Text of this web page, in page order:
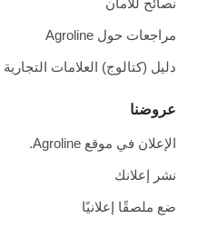
مراجعات حول Agroline
دليل (كتالوج) العلامات التجارية
عروضنا
الإعلان في موقع Agroline.
نشر إعلانك
ضع ملصقًا إعلانيًا